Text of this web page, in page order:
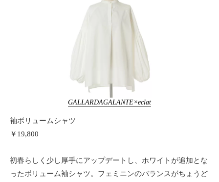
GALLARDAGALANTE×eclat
袖ボリュームシャツ
￥19,800
初春らしく少し厚手にアップデートし、ホワイトが追加とな
ったボリューム袖シャツ。フェミニンのバランスがちょうど